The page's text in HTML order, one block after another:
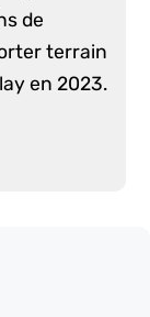
de
terrain
en 2023.